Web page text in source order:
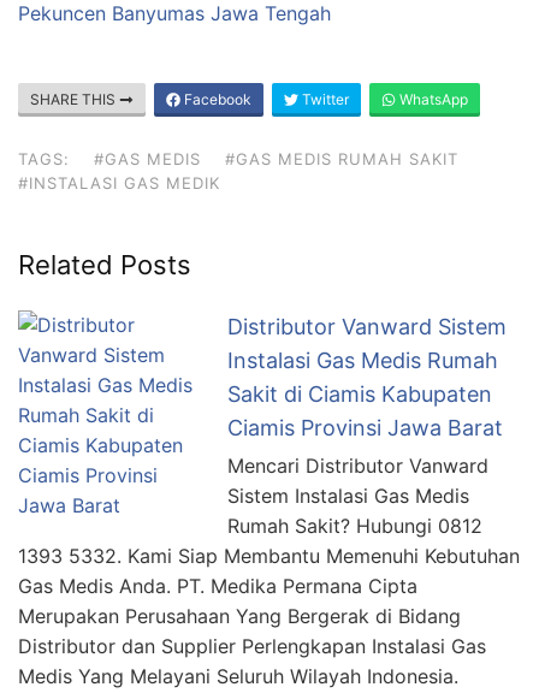
Pekuncen Banyumas Jawa Tengah
SHARE THIS Facebook Twitter WhatsApp
TAGS: #GAS MEDIS
#GAS MEDIS RUMAH SAKIT
#INSTALASI GAS MEDIK
Related Posts
Distributor Vanward Sistem
Instalasi Gas Medis Rumah
Sakit di Ciamis Kabupaten
Ciamis Provinsi Jawa Barat
Mencari Distributor Vanward
Sistem Instalasi Gas Medis
Rumah Sakit? Hubungi 0812
1393 5332. Kami Siap Membantu Memenuhi Kebutuhan
Gas Medis Anda. PT. Medika Permana Cipta
Merupakan Perusahaan Yang Bergerak di Bidang
Distributor dan Supplier Perlengkapan Instalasi Gas
Medis Yang Melayani Seluruh Wilayah Indonesia.